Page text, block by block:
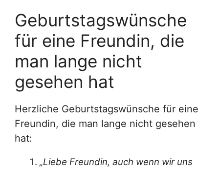
Geburtstagswünsche
für eine Freundin, die
man lange nicht
gesehen hat
Herzliche Geburtstagswünsche für eine
Freundin, die man lange nicht gesehen
hat:
„Liebe Freundin, auch wenn wir uns